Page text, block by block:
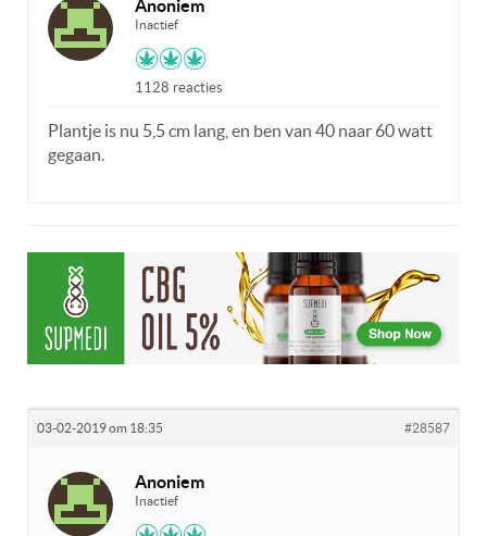
Anoniem
Inactief
1128 reacties
Plantje is nu 5,5 cm lang, en ben van 40 naar 60 watt
gegaan.
03-02-2019 om 18:35 #28587
Anoniem
Inactief